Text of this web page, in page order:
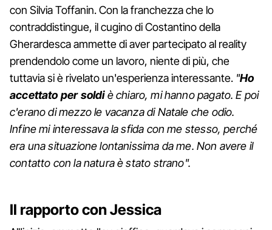
con Silvia Toffanin. Con la franchezza che lo
contraddistingue, il cugino di Costantino della
Gherardesca ammette di aver partecipato al reality
prendendolo come un lavoro, niente di più, che
tuttavia si è rivelato un'esperienza interessante. "Ho
accettato per soldiè chiaro, mi hanno pagato. E poi
c'erano di mezzo le vacanza di Natale che odio.
Infine mi interessava la sfida con me stesso, perché
era una situazione lontanissima da me. Non avere il
contatto con la natura è stato strano".
Il rapporto con Jessica